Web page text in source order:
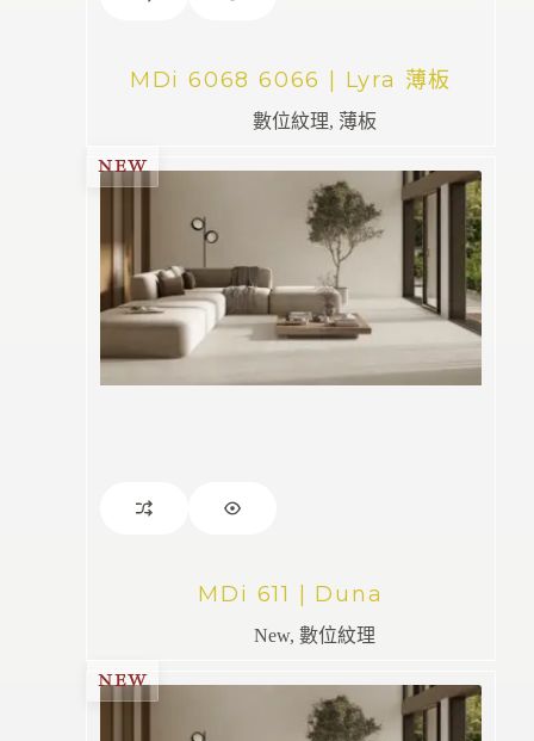
MDi 6068 6066 | Lyra 薄板
數位紋理, 薄板
NEW
MDi 611 | Duna
New, 數位紋理
NEW